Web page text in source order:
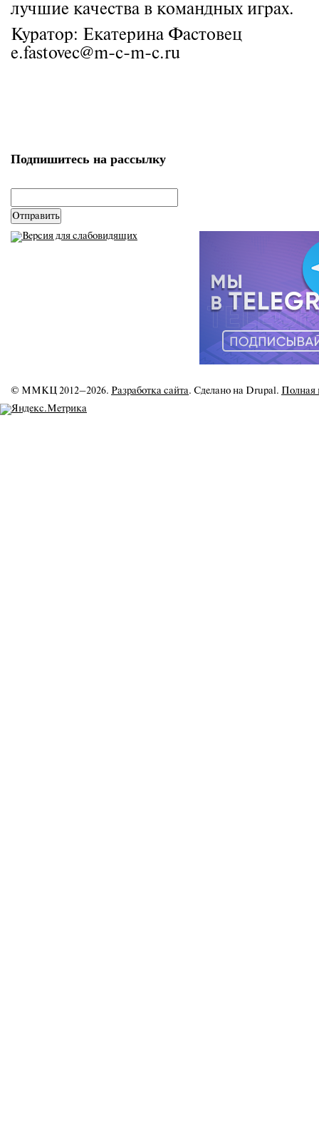
лучшие качества в командных играх.
Куратор: Екатерина Фастовец
e.fastoveс@m-c-m-c.ru
Подпишитесь на рассылку
© ММКЦ 2012–2026. Разработка сайта. Сделано на Drupal. Полная